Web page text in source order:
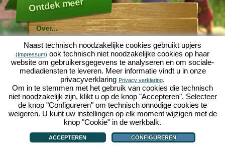
Ontdek meer
Over...
Molehill Empire ...
... is een leuke economische simulatie, die draait om
een microcosmos tuin. Als gratis browersspel speelt
het af in je webbowers, zonder extra downloads of
software!
Met de hulp van een ijverige tuinkabouter, kun je zelf je
eigen tuin van Eden namaken. Sla, wortelen, aardbeien,
spinazie of uien - Je mag zelf beslissen welke planten je
wilt kweken. Bezoek de vriendelijke stedenTuinzicht en
Bloesemdorpom te handelen met andere spelers, het
kopen van nieuwe planten en decoraties om je tuin op
te fleuren, lever aan je klanten en zorg er voor dat je
goede vrienden wordt met je buren... anders wordt je
wakker en is je tuin omgeploegd door een leger mollen!
Forum|Hulp|Contact/Voorwaarden/Privacy|upjers GmbH|Cookies beheren
Naast technisch noodzakelijke cookies gebruikt upjers
(Impressum) ook technisch niet noodzakelijke cookies op haar
website om gebruikersgegevens te analyseren en om sociale-
mediadiensten te leveren. Meer informatie vindt u in onze
privacyverklaring Privacy verklaring.
Om in te stemmen met het gebruik van cookies die technisch
niet noodzakelijk zijn, klikt u op de knop "Accepteren". Selecteer
de knop "Configureren" om technisch onnodige cookies te
weigeren. U kunt uw instellingen op elk moment wijzigen met de
knop "Cookie" in de werkbalk.
ACCEPTEREN CONFIGUREREN